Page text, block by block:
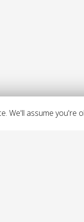
We'll assume you're